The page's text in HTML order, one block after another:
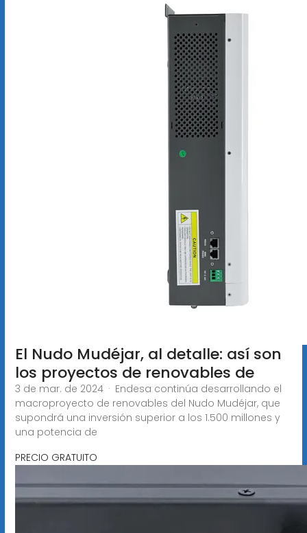
El Nudo Mudéjar, al detalle: así son
los proyectos de renovables de
3 de mar. de 2024 · Endesa continúa desarrollando el
macroproyecto de renovables del Nudo Mudéjar, que
supondrá una inversión superior a los 1.500 millones y
una potencia de
PRECIO GRATUITO